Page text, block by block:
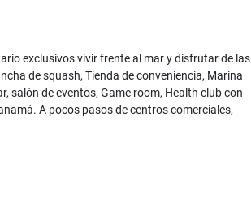
exclusivos vivir frente al mar y disfrutar de las
de squash, Tienda de conveniencia, Marina
salón de eventos, Game room, Health club con
A pocos pasos de centros comerciales,